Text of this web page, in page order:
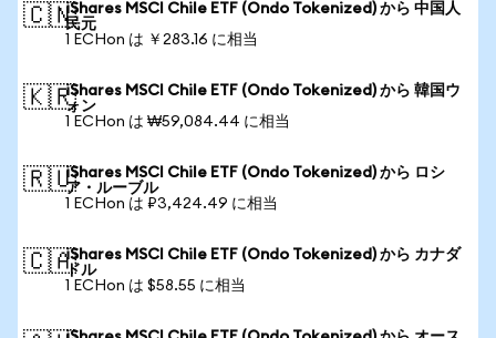
🇨🇳iShares MSCI Chile ETF (Ondo Tokenized) から 中国人
民元
1 ECHon は ￥283.16 に相当
🇰🇷iShares MSCI Chile ETF (Ondo Tokenized) から 韓国ウ
ォン
1 ECHon は ₩59,084.44 に相当
🇷🇺iShares MSCI Chile ETF (Ondo Tokenized) から ロシ
ア・ルーブル
1 ECHon は ₽3,424.49 に相当
🇨🇦iShares MSCI Chile ETF (Ondo Tokenized) から カナダ
ドル
1 ECHon は $58.55 に相当